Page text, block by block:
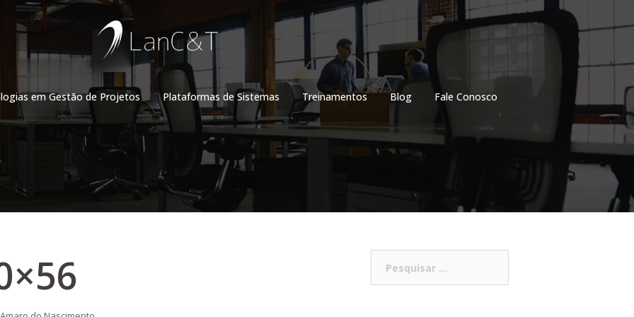
em Gestão de Projetos Plataformas de Sistemas Treinamentos Blog Fale Conosco
por: